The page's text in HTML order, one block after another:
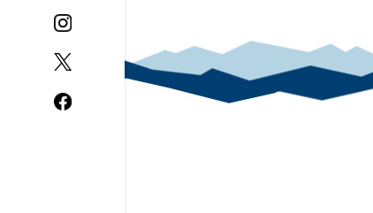
ログイン
投稿フィード
コメントフィード
WordPress.org